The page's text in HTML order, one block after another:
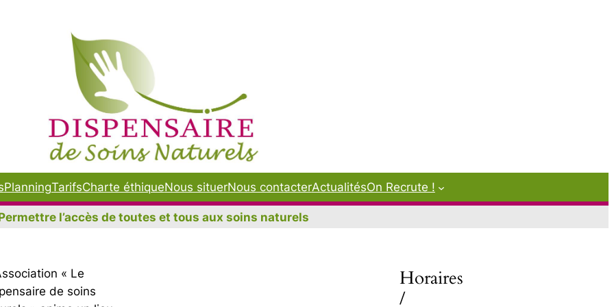
PlanningTarifsCharte éthiqueNous situerNous contacterActualitésOn Recrute !
l’accès de toutes et tous aux soins naturels
« Le
de soins
Horaires
/